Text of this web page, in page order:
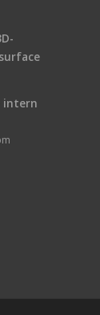
intern